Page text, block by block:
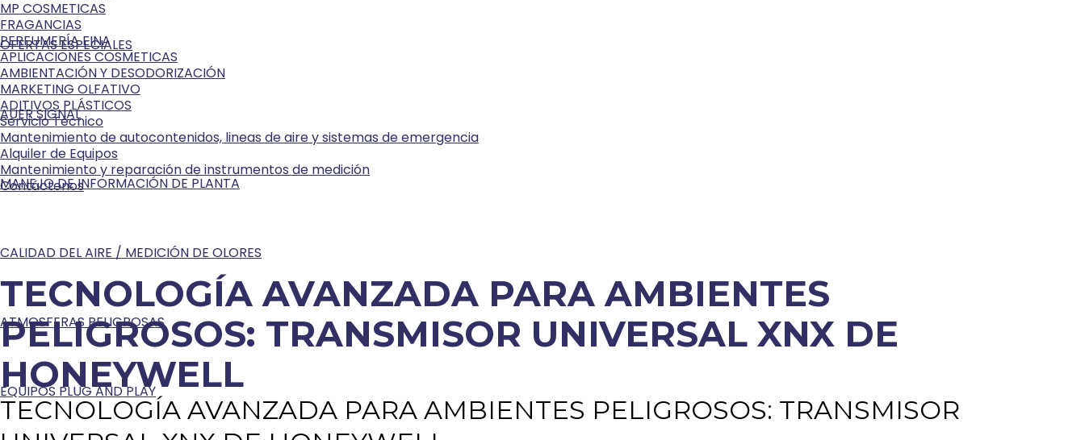
OFERTAS ESPECIALES
AUER SIGNAL
MANEJO DE INFORMACIÓN DE PLANTA
CALIDAD DEL AIRE / MEDICIÓN DE OLORES
ATMOSFERAS PELIGROSAS
EQUIPOS PLUG AND PLAY
MP COSMETICAS
FRAGANCIAS
PERFUMERÍA FINA
APLICACIONES COSMETICAS
AMBIENTACIÓN Y DESODORIZACIÓN
MARKETING OLFATIVO
ADITIVOS PLÁSTICOS
Servicio Técnico
Mantenimiento de autocontenidos, lineas de aire y sistemas de emergencia
Alquiler de Equipos
Mantenimiento y reparación de instrumentos de medición
Contáctenos
TECNOLOGÍA AVANZADA PARA AMBIENTES
PELIGROSOS: TRANSMISOR UNIVERSAL XNX DE
HONEYWELL
TECNOLOGÍA AVANZADA PARA AMBIENTES PELIGROSOS: TRANSMISOR